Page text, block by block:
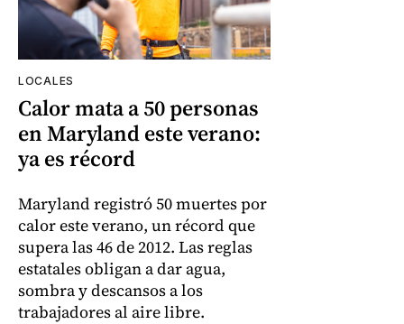
LOCALES
Calor mata a 50 personas
en Maryland este verano:
ya es récord
Maryland registró 50 muertes por
calor este verano, un récord que
supera las 46 de 2012. Las reglas
estatales obligan a dar agua,
sombra y descansos a los
trabajadores al aire libre.